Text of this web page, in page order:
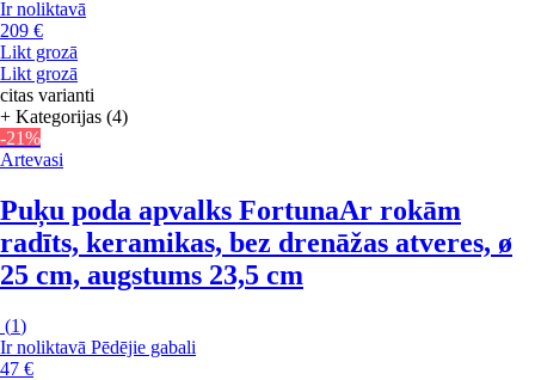
Ir noliktavā
209 €
Likt grozā
Likt grozā
citas varianti
+ Kategorijas (4)
-21%
Artevasi
Puķu poda apvalks FortunaAr rokām
radīts, keramikas, bez drenāžas atveres, ø
25 cm, augstums 23,5 cm
(1)
Ir noliktavā Pēdējie gabali
47 €